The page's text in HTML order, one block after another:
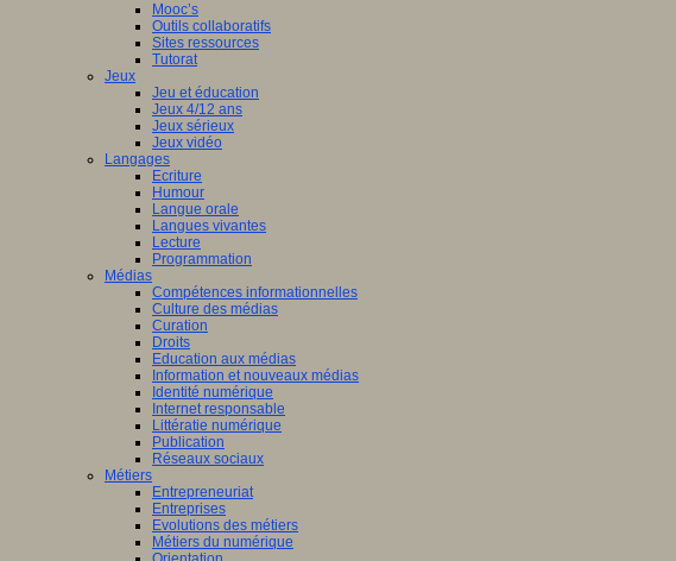
Mooc’s
Outils collaboratifs
Sites ressources
Tutorat
Jeux
Jeu et éducation
Jeux 4/12 ans
Jeux sérieux
Jeux vidéo
Langages
Ecriture
Humour
Langue orale
Langues vivantes
Lecture
Programmation
Médias
Compétences informationnelles
Culture des médias
Curation
Droits
Education aux médias
Information et nouveaux médias
Identité numérique
Internet responsable
Littératie numérique
Publication
Réseaux sociaux
Métiers
Entrepreneuriat
Entreprises
Evolutions des métiers
Métiers du numérique